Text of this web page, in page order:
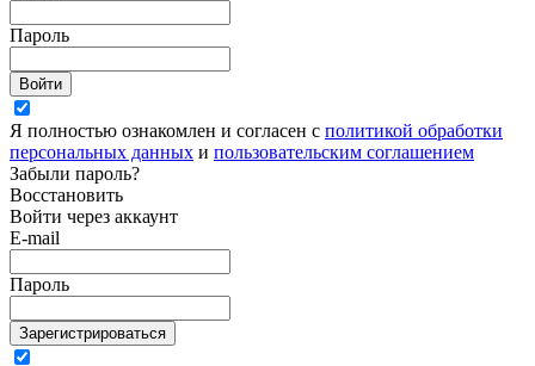
Пароль
Войти
Я полностью ознакомлен и согласен с политикой обработки
персональных данных и пользовательским соглашением
Забыли пароль?
Восстановить
Войти через аккаунт
E-mail
Пароль
Зарегистрироваться